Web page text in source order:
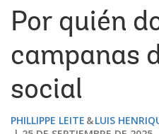
Por quién
campanas
social
PHILLIPPE LEITE
LUIS